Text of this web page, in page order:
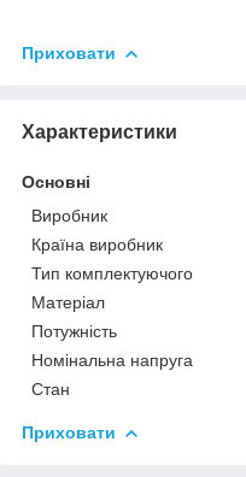
Приховати
Характеристики
Основні
Виробник
Країна виробник
Тип комплектуючого
Матеріал
Потужність
Номінальна напруга
Стан
Приховати